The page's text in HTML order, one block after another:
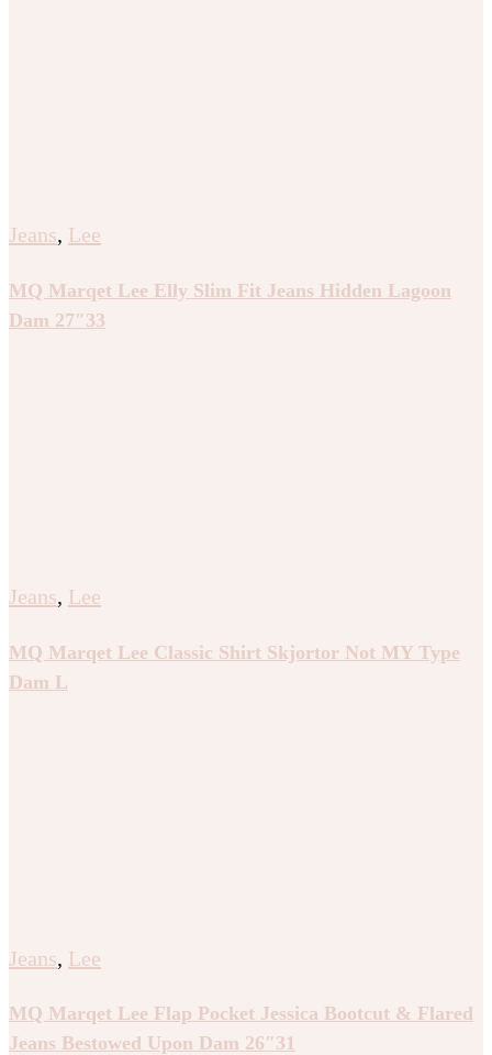
Jeans, Lee
MQ Marqet Lee Elly Slim Fit Jeans Hidden Lagoon
Dam 27″33
Jeans, Lee
MQ Marqet Lee Classic Shirt Skjortor Not MY Type
Dam L
Jeans, Lee
MQ Marqet Lee Flap Pocket Jessica Bootcut & Flared
Jeans Bestowed Upon Dam 26″31